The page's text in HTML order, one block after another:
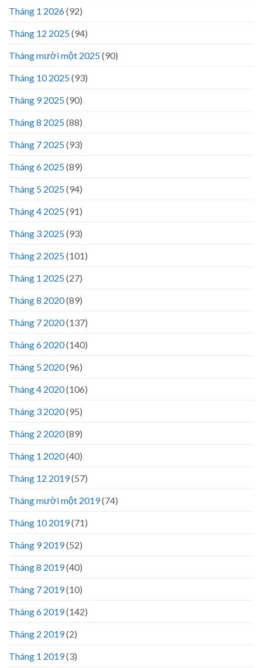
Tháng 1 2026(92)
Tháng 12 2025(94)
Tháng mười một 2025(90)
Tháng 10 2025(93)
Tháng 9 2025(90)
Tháng 8 2025(88)
Tháng 7 2025(93)
Tháng 6 2025(89)
Tháng 5 2025(94)
Tháng 4 2025(91)
Tháng 3 2025(93)
Tháng 2 2025(101)
Tháng 1 2025(27)
Tháng 8 2020(89)
Tháng 7 2020(137)
Tháng 6 2020(140)
Tháng 5 2020(96)
Tháng 4 2020(106)
Tháng 3 2020(95)
Tháng 2 2020(89)
Tháng 1 2020(40)
Tháng 12 2019(57)
Tháng mười một 2019(74)
Tháng 10 2019(71)
Tháng 9 2019(52)
Tháng 8 2019(40)
Tháng 7 2019(10)
Tháng 6 2019(142)
Tháng 2 2019(2)
Tháng 1 2019(3)